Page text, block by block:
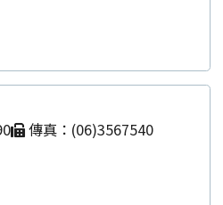
傳真：(06)3567540